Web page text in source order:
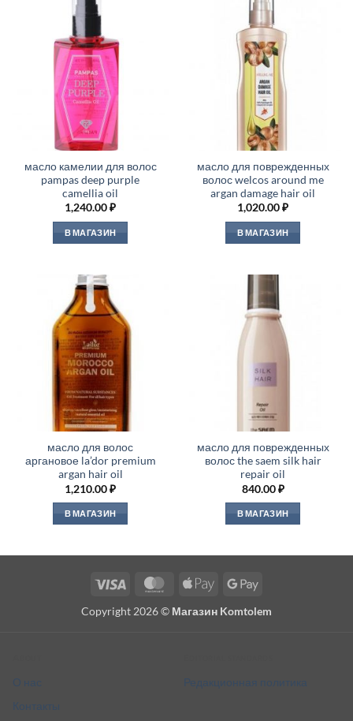
масло камелии для волос
pampas deep purple
camellia oil
1,240.00₽
В МАГАЗИН
масло для поврежденных
волос welcos around me
argan damage hair oil
1,020.00₽
В МАГАЗИН
масло для волос
аргановое la’dor premium
argan hair oil
1,210.00₽
В МАГАЗИН
масло для поврежденных
волос the saem silk hair
repair oil
840.00₽
В МАГАЗИН
Visa MasterCardApple
Google
Copyright 2026 © Магазин Komtolem
О нас
Контакты
Редакционная политика